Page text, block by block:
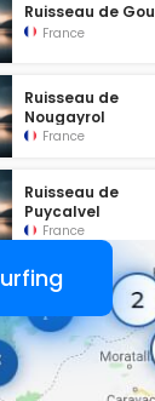
Ruisseau de
France
Ruisseau de
Nougayrol
France
Ruisseau de
Puycalvel
France